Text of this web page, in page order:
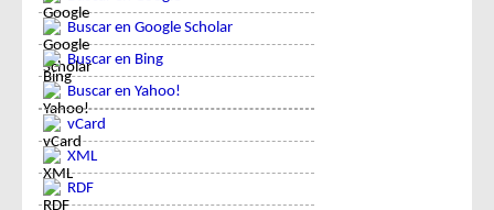
Buscar en Google Scholar
Buscar en Bing
Buscar en Yahoo!
vCard
XML
RDF